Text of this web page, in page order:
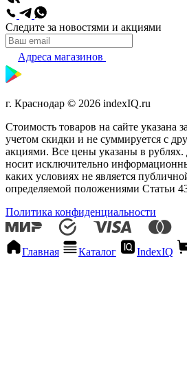
Следите за новостями и акциями
Адреса магазинов
г. Краснодар © 2026 indexIQ.ru
Стоимость товаров на сайте указана
учетом скидки и не суммируется с
акциями. Все цены указаны в
носит исключительно
каких условиях не является
определяемой положениями Статьи
Политика конфиденциальности
Главная Каталог IndexIQ